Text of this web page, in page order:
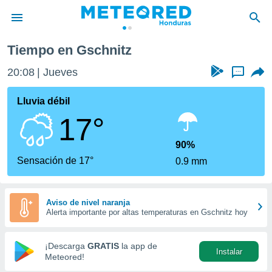
de
ha sido
para
que se
calidad.
a este
las
y
forma
digital
basada
Tiempo en Gschnitz
20:08 Jueves ...
Lluvia débil
17°
Sensación de 17°
90%
0.9 mm
Aviso de nivel naranja
Alerta importante por altas temperaturas en Gschnitz hoy
¡Descarga GRATIS la app de
Meteored!
Instalar